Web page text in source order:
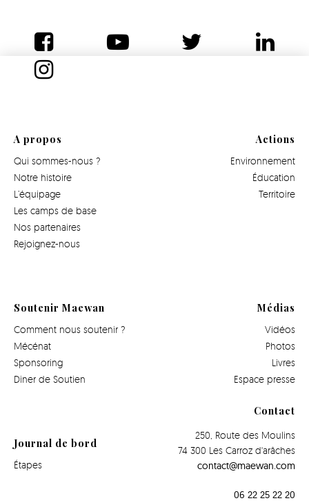
A propos
Qui sommes-nous ?
Notre histoire
L’équipage
Les camps de base
Nos partenaires
Rejoignez-nous
Actions
Environnement
Éducation
Territoire
Soutenir Maewan
Comment nous soutenir ?
Mécénat
Sponsoring
Diner de Soutien
Médias
Vidéos
Photos
Livres
Espace presse
Journal de bord
Étapes
Contact
250, Route des Moulins
74 300 Les Carroz d'arâches
contact@maewan.com
06 22 25 22 20